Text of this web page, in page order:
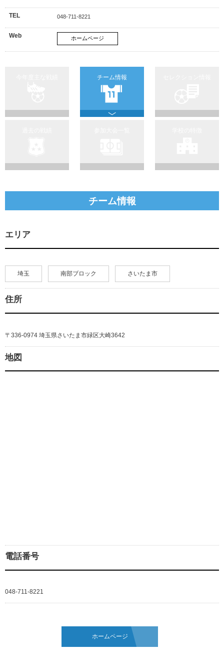
TEL 048-711-8221
Web ホームページ
チーム情報
チーム情報
エリア
埼玉 南部ブロック さいたま市
住所
〒336-0974 埼玉県さいたま市緑区大崎3642
地図
電話番号
048-711-8221
ホームページ